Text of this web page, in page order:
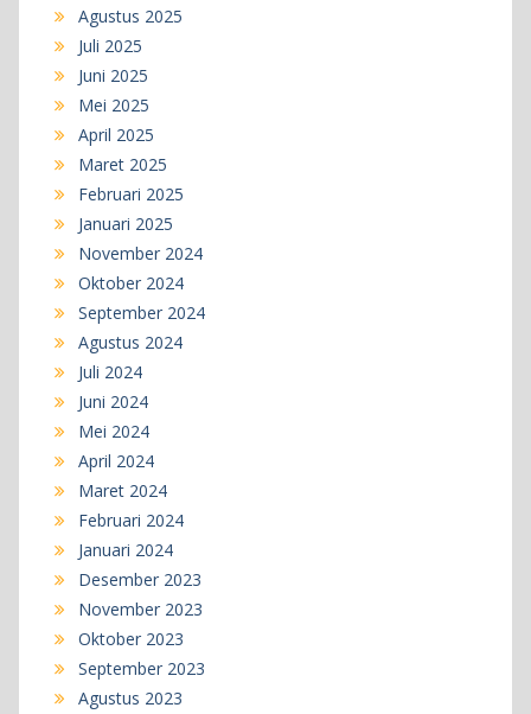
Agustus 2025
Juli 2025
Juni 2025
Mei 2025
April 2025
Maret 2025
Februari 2025
Januari 2025
November 2024
Oktober 2024
September 2024
Agustus 2024
Juli 2024
Juni 2024
Mei 2024
April 2024
Maret 2024
Februari 2024
Januari 2024
Desember 2023
November 2023
Oktober 2023
September 2023
Agustus 2023